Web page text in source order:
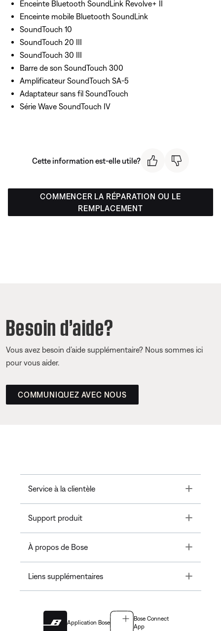
Enceinte Bluetooth SoundLink Revolve+ II
Enceinte mobile Bluetooth SoundLink
SoundTouch 10
SoundTouch 20 III
SoundTouch 30 III
Barre de son SoundTouch 300
Amplificateur SoundTouch SA-5
Adaptateur sans fil SoundTouch
Série Wave SoundTouch IV
Cette information est-elle utile?
COMMENCER LA RÉPARATION OU LE
REMPLACEMENT
Besoin d’aide?
Vous avez besoin d’aide supplémentaire? Nous sommes ici
pour vous aider.
COMMUNIQUEZ AVEC NOUS
Service à la clientèle Toggle
Support produit Toggle
À propos de Bose Toggle
Liens supplémentaires Toggle
Application Bose
Bose Connect
App